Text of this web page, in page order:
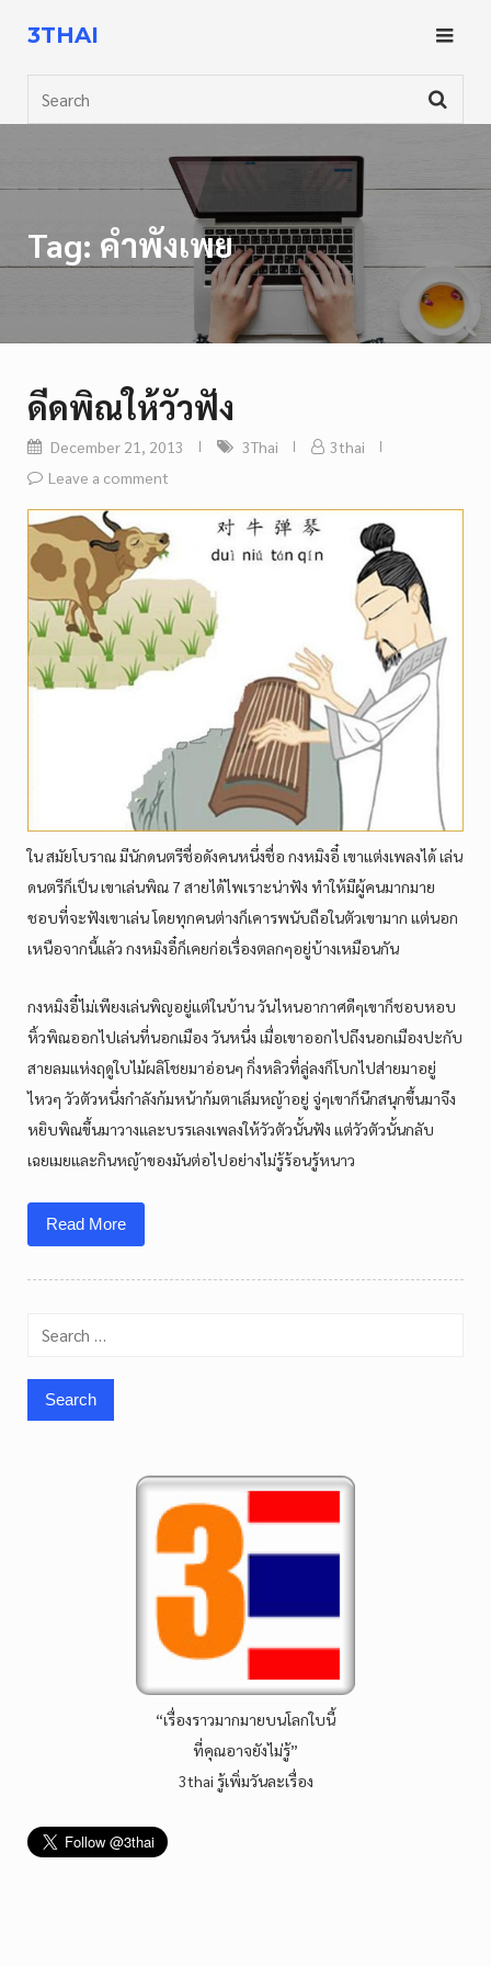
content
3THAI
Tag: คำพังเพย
ดีดพิณให้วัวฟัง
December 21, 2013 3Thai
3thai
Leave a comment
ใน สมัยโบราณ มีนักดนตรีชื่อดังคนหนึ่งชื่อ กงหมิงอี๋ เขาแต่งเพลงได้ เล่น
ดนตรีก็เป็น เขาเล่นพิณ 7 สายได้ไพเราะน่าฟัง ทำให้มีผู้คนมากมาย
ชอบที่จะฟังเขาเล่น โดยทุกคนต่างก็เคารพนับถือในตัวเขามาก แต่นอก
เหนือจากนี้แล้ว กงหมิงอี๋ก็เคยก่อเรื่องตลกๆอยู่บ้างเหมือนกัน
กงหมิงอี๋ไม่เพียงเล่นพิญอยู่แต่ในบ้าน วันไหนอากาศดีๆเขาก็ชอบหอบ
หิ้วพิณออกไปเล่นที่นอกเมือง วันหนึ่ง เมื่อเขาออกไปถึงนอกเมืองปะกับ
สายลมแห่งฤดูใบไม้ผลิโชยมาอ่อนๆ กิ่งหลิวที่ลู่ลงก็โบกไปส่ายมาอยู่
ไหวๆ วัวตัวหนึ่งกำลังก้มหน้าก้มตาเล็มหญ้าอยู่ จู่ๆเขาก็นึกสนุกขึ้นมาจึง
หยิบพิณขึ้นมาวางและบรรเลงเพลงให้วัวตัวนั้นฟัง แต่วัวตัวนั้นกลับ
เฉยเมยและกินหญ้าของมันต่อไปอย่างไม่รู้ร้อนรู้หนาว
Read More
Search
“เรื่องราวมากมายบนโลกใบนี้
ที่คุณอาจยังไม่รู้”
3thai รู้เพิ่มวันละเรื่อง